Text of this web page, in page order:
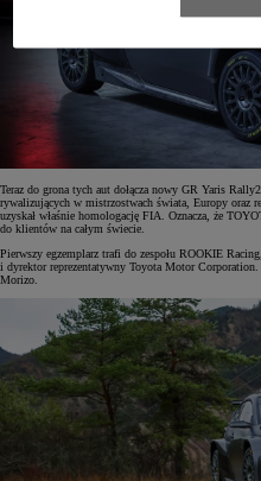
Teraz do grona tych aut dołącza nowy GR Yaris
rywalizujących w mistrzostwach świata, Europy oraz
uzyskał właśnie homologację FIA. Oznacza, że
do klientów na całym świecie.
Pierwszy egzemplarz trafi do zespołu ROOKIE
i dyrektor reprezentatywny Toyota Motor
Morizo.